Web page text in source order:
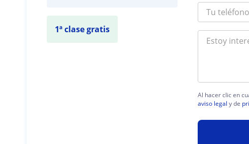
1ª clase gratis
Al hacer clic en
aviso legal y de